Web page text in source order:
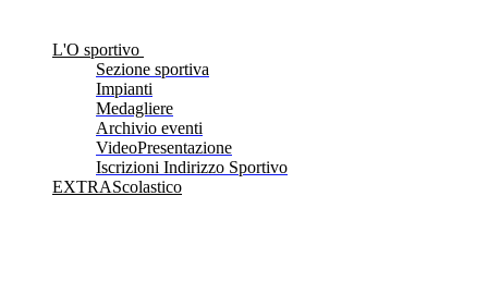
L'O sportivo
Sezione sportiva
Impianti
Medagliere
Archivio eventi
VideoPresentazione
Iscrizioni Indirizzo Sportivo
EXTRAScolastico